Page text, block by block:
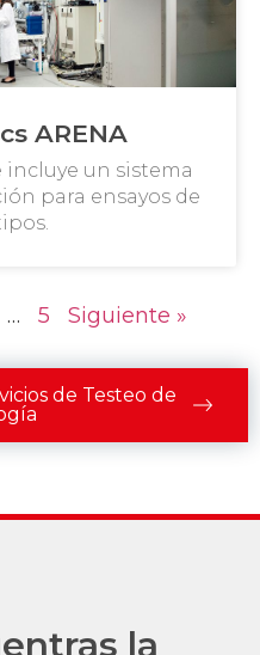
ARENA
un sistema
para ensayos de
… 5 Siguiente »
de Testeo de
la